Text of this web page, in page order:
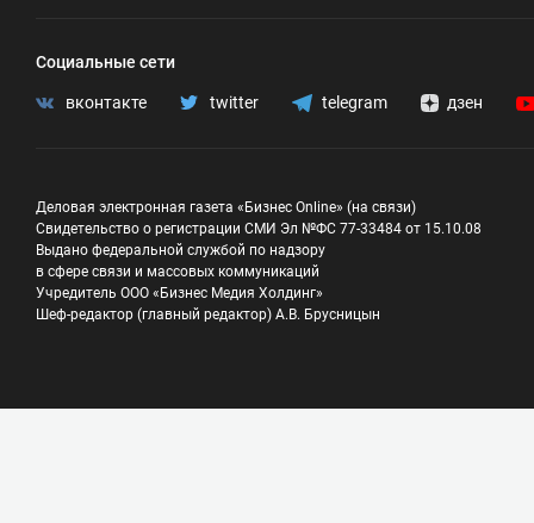
Социальные сети
вконтакте twitter telegram дзен
Деловая электронная газета «Бизнес Online» (на связи)
Свидетельство о регистрации СМИ Эл №ФС 77-33484 от 15.10.08
Выдано федеральной службой по надзору
в сфере связи и массовых коммуникаций
Учредитель ООО «Бизнес Медия Холдинг»
Шеф-редактор (главный редактор) А.В. Брусницын